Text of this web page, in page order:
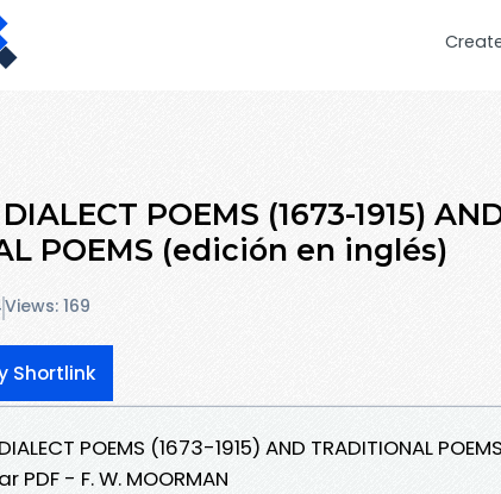
POEMS (1673-1915)
POEMS (edición en inglés)
Views: 169
Shortlink
POEMS (1673-1915) AND TRADITIONAL
- F. W. MOORMAN